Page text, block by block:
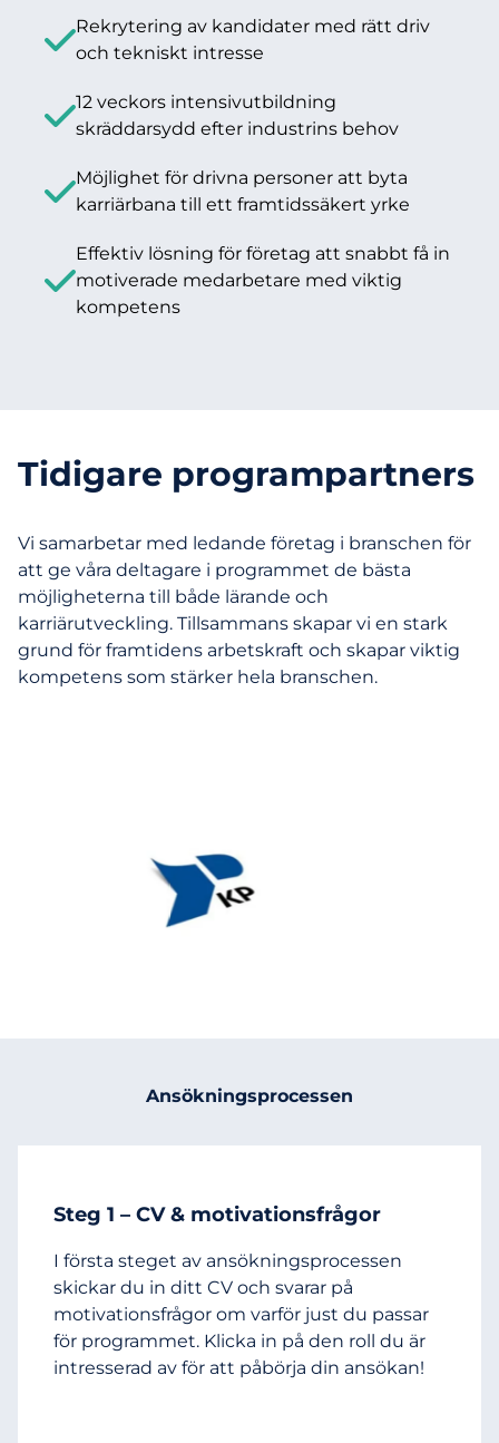
Rekrytering av kandidater med rätt driv
och tekniskt intresse
12 veckors intensivutbildning
skräddarsydd efter industrins behov
Möjlighet för drivna personer att byta
karriärbana till ett framtidssäkert yrke
Effektiv lösning för företag att snabbt få in
motiverade medarbetare med viktig
kompetens
Vi samarbetar med ledande företag i branschen för
att ge våra deltagare i programmet de bästa
möjligheterna till både lärande och
karriärutveckling. Tillsammans skapar vi en stark
grund för framtidens arbetskraft och skapar viktig
kompetens som stärker hela branschen.
Tidigare programpartners
Ansökningsprocessen
Steg 1 – CV & motivationsfrågor
I första steget av ansökningsprocessen
skickar du in ditt CV och svarar på
motivationsfrågor om varför just du passar
för programmet. Klicka in på den roll du är
intresserad av för att påbörja din ansökan!